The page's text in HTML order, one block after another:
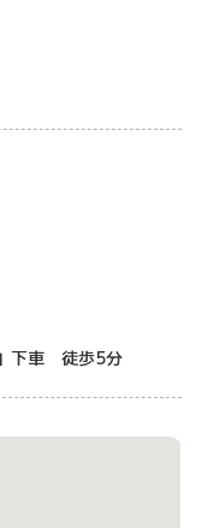
下車 徒歩5分